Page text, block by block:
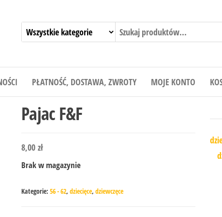
PŁATNOŚĆ, DOSTAWA, ZWROTY MOJE KONTO
Pajac F&F
8,00 zł
Brak w magazynie
Kategorie: 56 - 62, dziecięce, dziewczęce